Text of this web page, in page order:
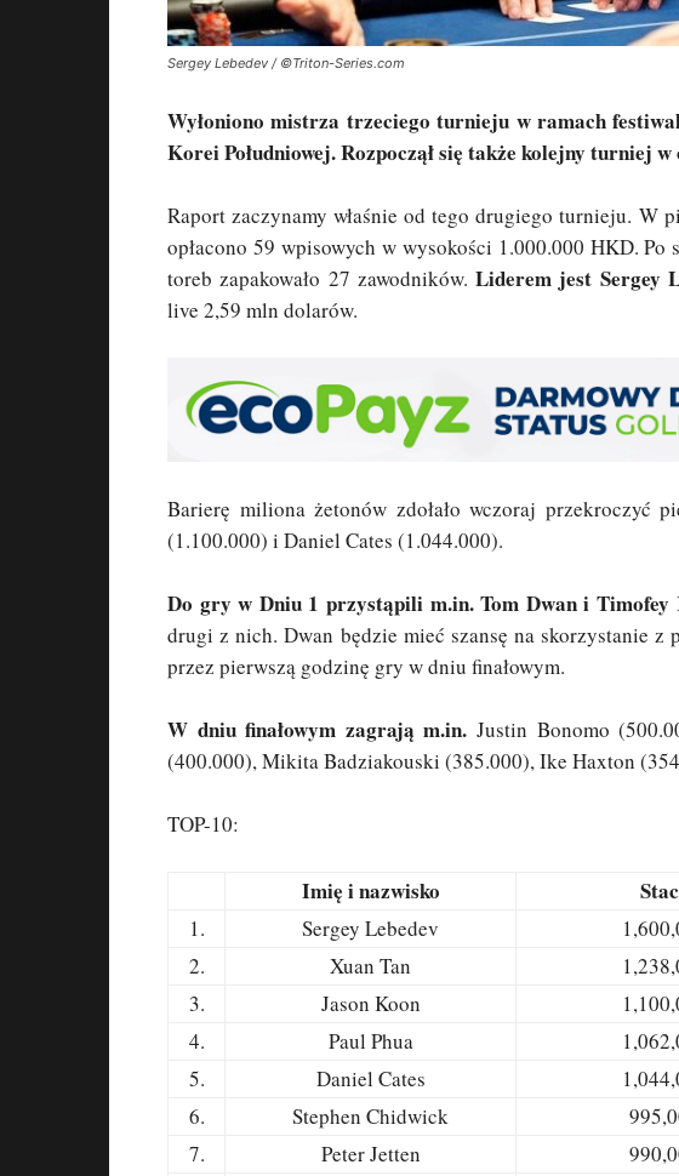
Sergey Lebedev / ©Triton-Series.com
Wyłoniono mistrza trzeciego turnieju w ramach
Korei Południowej. Rozpoczął się także kolejny turniej
Raport zaczynamy właśnie od tego drugiego turnieju.
opłacono 59 wpisowych w wysokości 1.000.000 HKD.
toreb zapakowało 27 zawodników.Liderem jest Sergey
live 2,59 mln dolarów.
Barierę miliona żetonów zdołało wczoraj przekroczyć
(1.100.000) i Daniel Cates (1.044.000).
Do gry w Dniu 1 przystąpili m.in. Tom Dwan i Timofey
drugi z nich. Dwan będzie mieć szansę na skorzystanie
przez pierwszą godzinę gry w dniu finałowym.
W dniu finałowym zagrają m.in. Justin Bonomo
(400.000), Mikita Badziakouski (385.000), Ike Haxton
TOP-10:
Imię i nazwisko
1. Sergey Lebedev
2.
Xuan Tan
3.
Jason Koon
4.
Paul Phua
5.
Daniel Cates
6.
Stephen Chidwick
7.
Peter Jetten